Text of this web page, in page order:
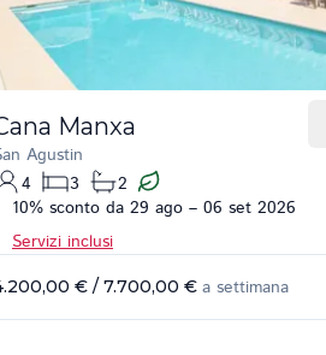
Manxa
Agustin
4
3
2
10% sconto da 29 ago – 06 set 2026
Servizi inclusi
€ / 7.700,00 € a settimana